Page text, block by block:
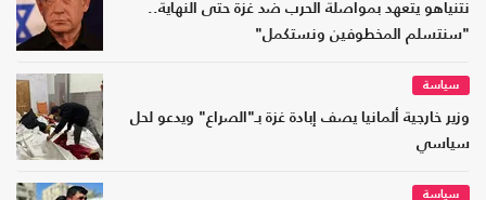
نتنياهو يتعهد بمواصلة الحرب ضد غزة حتى النهاية..
"سنتسلم المخطوفين ونستكمل"
سياسة
وزير خارجية ألمانيا يصف إبادة غزة بـ"الصراع" ويدعو لحل
سياسي
سياسة